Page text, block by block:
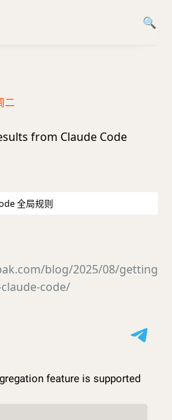
二
from Claude Code
全局规则
blog/2025/08/getting
code/